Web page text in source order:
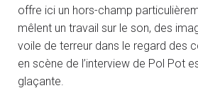
offre ici un hors-champ
mêlent un travail sur le son, des
voile de terreur dans le regard des
en scène de l’interview de Pol Pot
glaçante.